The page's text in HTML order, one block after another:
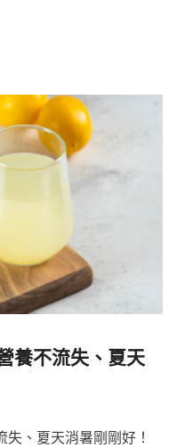
養不流失、夏天
、夏天消暑剛剛好！